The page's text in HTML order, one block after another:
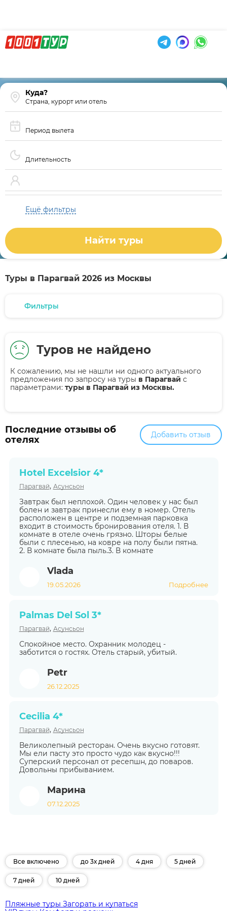
Страна, курорт или отель
Период вылета
Длительность
Ещё фильтры
Найти туры
Туры в Парагвай 2026 из Москвы
Фильтры
Туров не найдено
К сожалению, мы не нашли ни одного актуального
предложения по запросу на туры в Парагвай с
параметрами: туры в Парагвай из Москвы.
Последние отзывы об
отелях
Добавить отзыв
Hotel Excelsior 4*
Парагвай, Асунсьон
Завтрак был неплохой. Один человек у нас был
болен и завтрак принесли ему в номер. Отель
расположен в центре и подземная парковка
входит в стоимость бронирования отеля. 1. В
комнате в отеле очень грязно. Шторы белые
были с плесенью, на ковре на полу были пятна.
2. В комнате была пыль.3. В комнате
Vlada
19.05.2026 Подробнее
Palmas Del Sol 3*
Парагвай, Асунсьон
Спокойное место. Охранник молодец -
заботится о гостях. Отель старый, убитый.
Petr
26.12.2025
Cecilia 4*
Парагвай, Асунсьон
Великолепный ресторан. Очень вкусно готовят.
Мы ели пасту это просто чудо как вкусно!!!
Суперский персонал от ресепшн, до поваров.
Довольны прибыванием.
Марина
07.12.2025
Все включено до 3х дней 4 дня 5 дней
7 дней 10 дней
Пляжные туры Загорать и купаться